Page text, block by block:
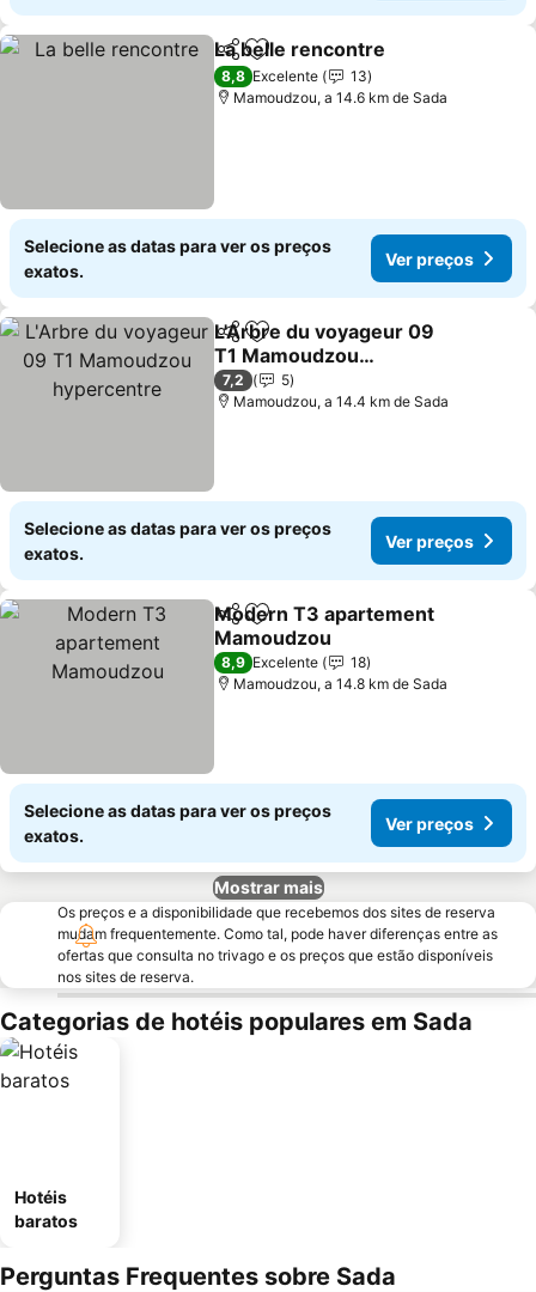
PartilharAdicionar aos favoritos
La belle rencontre
8,8 Excelente
13
Mamoudzou, a 14.6 km de Sada
Selecione as datas para ver os preços
exatos.
Ver preços
PartilharAdicionar aos favoritos
L'Arbre du voyageur 09
T1 Mamoudzou
hypercentre
7,2
5
Mamoudzou, a 14.4 km de Sada
Selecione as datas para ver os preços
exatos.
Ver preços
PartilharAdicionar aos favoritos
Modern T3 apartement
Mamoudzou
8,9 Excelente
18
Mamoudzou, a 14.8 km de Sada
Selecione as datas para ver os preços
exatos.
Ver preços
Mostrar mais
Os preços e a disponibilidade que recebemos dos sites de reserva
mudam frequentemente. Como tal, pode haver diferenças entre as
ofertas que consulta no trivago e os preços que estão disponíveis
nos sites de reserva.
Categorias de hotéis populares em Sada
Hotéis
baratos
Perguntas Frequentes sobre Sada